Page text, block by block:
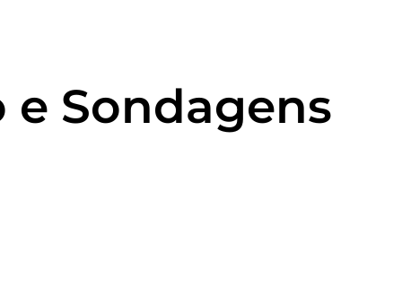
Sondagens